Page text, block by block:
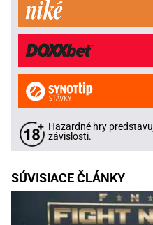
Hazardné hry
závislosti.
SÚVISIACE ČLÁNKY